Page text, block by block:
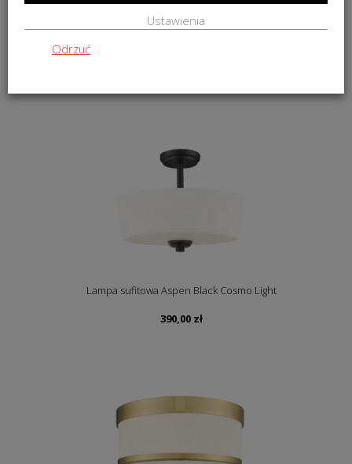
Lampa sufitowa Aspen Gold Cosmo Light
Lampa sufitowa Aspen Black Cosmo Light
390,00 zł
Ustawienia
Odrzuć